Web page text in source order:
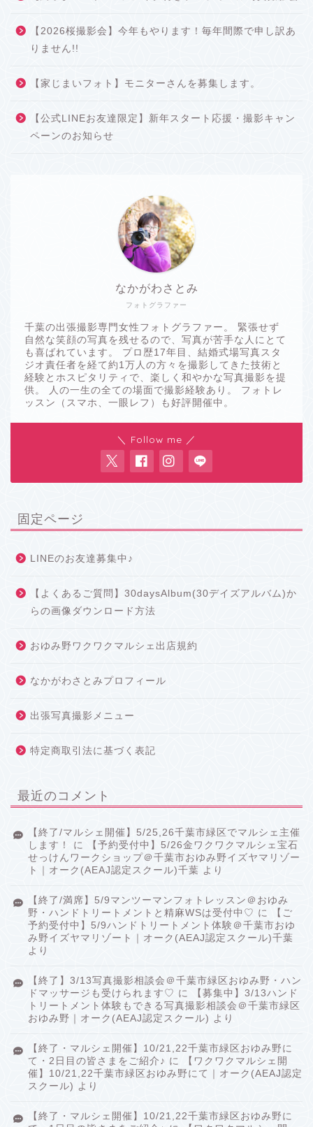
【2026桜撮影会】今年もやります！毎年間際で申し訳あ
りません!!
【家じまいフォト】モニターさんを募集します。
【公式LINEお友達限定】新年スタート応援・撮影キャン
ペーンのお知らせ
フォトグラファー
なかがわさとみ
千葉の出張撮影専門女性フォトグラファー。 緊張せず
自然な笑顔の写真を残せるので、写真が苦手な人にとて
も喜ばれています。 プロ歴17年目、結婚式場写真スタ
ジオ責任者を経て約1万人の方々を撮影してきた技術と
経験とホスピタリティで、楽しく和やかな写真撮影を提
供。 人の一生の全ての場面で撮影経験あり。 フォトレ
ッスン（スマホ、一眼レフ）も好評開催中。
＼ Follow me ／
固定ページ
LINEのお友達募集中♪
【よくあるご質問】30daysAlbum(30デイズアルバム)か
らの画像ダウンロード方法
おゆみ野ワクワクマルシェ出店規約
なかがわさとみプロフィール
出張写真撮影メニュー
特定商取引法に基づく表記
最近のコメント
【終了/マルシェ開催】5/25,26千葉市緑区でマルシェ主催
します！
に
【予約受付中】5/26金ワクワクマルシェ宝石
せっけんワークショップ＠千葉市おゆみ野イズヤマリゾー
ト｜オーク(AEAJ認定スクール)千葉 より
【終了/満席】5/9マンツーマンフォトレッスン＠おゆみ
野・ハンドトリートメントと精麻WSは受付中♡ に
【ご
予約受付中】5/9ハンドトリートメント体験＠千葉市おゆ
み野イズヤマリゾート｜オーク(AEAJ認定スクール)千葉
より
【終了】3/13写真撮影相談会＠千葉市緑区おゆみ野・ハン
ドマッサージも受けられます♡ に
【募集中】3/13ハンド
トリートメント体験もできる写真撮影相談会＠千葉市緑区
おゆみ野｜オーク(AEAJ認定スクール) より
【終了・マルシェ開催】10/21,22千葉市緑区おゆみ野に
て・2日目の皆さまをご紹介♪ に
【ワクワクマルシェ開
催】10/21,22千葉市緑区おゆみ野にて｜オーク(AEAJ認定
スクール) より
【終了・マルシェ開催】10/21,22千葉市緑区おゆみ野に